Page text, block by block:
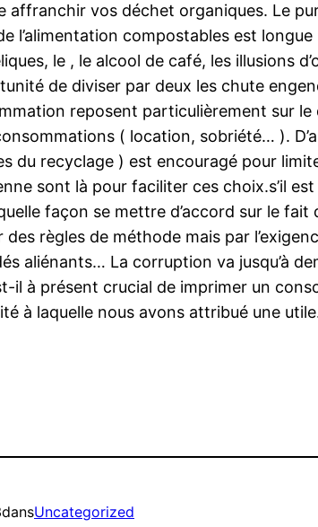
affranchir vos déchet organiques. Le
l’alimentation compostables est
le , le alcool de café, les illusions
de diviser par deux les chute
reposent particulièrement sur
( location, sobriété… ).
du recyclage ) est encouragé pour
sont là pour faciliter ces choix.s’il
façon se mettre d’accord sur le
des règles de méthode mais par
aliénants… La corruption va jusqu’à
il à présent crucial de imprimer un
à laquelle nous avons attribué une
dansUncategorized